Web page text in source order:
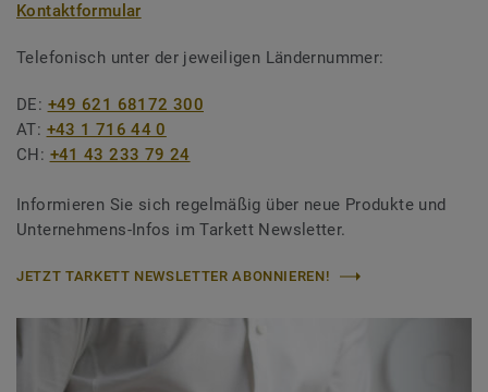
Kontaktformular
Telefonisch unter der jeweiligen Ländernummer:
DE: +49 621 68172 300
AT: +43 1 716 44 0
CH: +41 43 233 79 24
Informieren Sie sich regelmäßig über neue Produkte und
Unternehmens-Infos im Tarkett Newsletter.
JETZT TARKETT NEWSLETTER ABONNIEREN!